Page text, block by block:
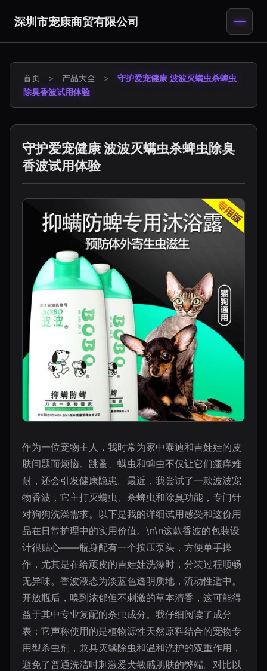
深圳市宠康商贸有限公司
首页 > 产品大全 >
守护爱宠健康 波波灭螨虫杀蜱虫
除臭香波试用体验
守护爱宠健康 波波灭螨虫杀蜱虫除臭
香波试用体验
作为一位宠物主人，我时常为家中泰迪和吉娃娃的皮
肤问题而烦恼。跳蚤、螨虫和蜱虫不仅让它们瘙痒难
耐，还会引发健康隐患。最近，我尝试了一款波波宠
物香波，它主打灭螨虫、杀蜱虫和除臭功能，专门针
对狗狗洗澡需求。以下是我的详细试用感受和这份用
品在日常护理中的实用价值。\n\n这款香波的包装设
计很贴心——瓶身配有一个按压泵头，方便单手操
作，尤其是在给顽皮的吉娃娃洗澡时，分装过程顺畅
无异味。香波液态为淡蓝色透明质地，流动性适中。
开放瓶后，嗅到浓郁但不刺激的草本清香，这可能得
益于其中专业复配的杀虫成分。我仔细阅读了成分
表：它声称使用的是植物源性天然原料结合的宠物专
用型杀虫剂，兼具灭螨除虫和温和洗护的双重作用，
避免了普通洗洁时刺激爱犬敏感肌肤的弊端。对比以